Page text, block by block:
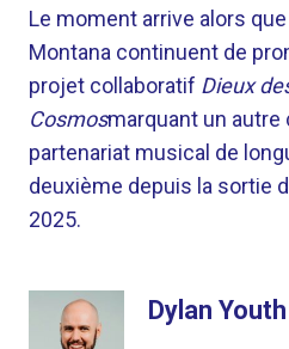
Le moment arrive alors
Montana continuent de
projet collaboratif Dieux
Cosmosmarquant un autre
partenariat musical de
deuxième depuis la sortie
2025.
Dylan Youth